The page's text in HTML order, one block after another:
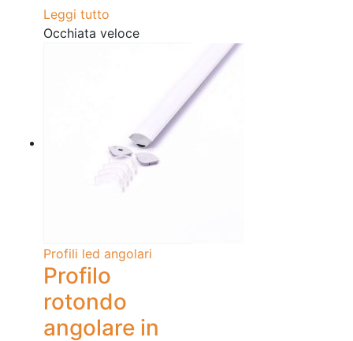
Leggi tutto
Occhiata veloce
Profili led angolari
Profilo
rotondo
angolare in